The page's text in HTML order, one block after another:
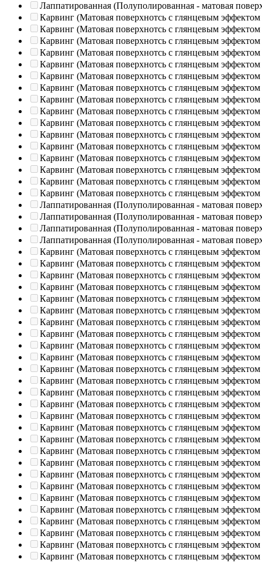
Лаппатированная (Полуполированная - матовая
Карвинг (Матовая поверхнотсь с глянцевым эффектом
Карвинг (Матовая поверхнотсь с глянцевым эффектом
Карвинг (Матовая поверхнотсь с глянцевым эффектом
Карвинг (Матовая поверхнотсь с глянцевым эффектом
Карвинг (Матовая поверхнотсь с глянцевым эффектом
Карвинг (Матовая поверхнотсь с глянцевым эффектом
Карвинг (Матовая поверхнотсь с глянцевым эффектом
Карвинг (Матовая поверхнотсь с глянцевым эффектом
Карвинг (Матовая поверхнотсь с глянцевым эффектом
Карвинг (Матовая поверхнотсь с глянцевым эффектом
Карвинг (Матовая поверхнотсь с глянцевым эффектом
Карвинг (Матовая поверхнотсь с глянцевым эффектом
Карвинг (Матовая поверхнотсь с глянцевым эффектом
Карвинг (Матовая поверхнотсь с глянцевым эффектом
Карвинг (Матовая поверхнотсь с глянцевым эффектом
Карвинг (Матовая поверхнотсь с глянцевым эффектом
Лаппатированная (Полуполированная - матовая
Лаппатированная (Полуполированная - матовая
Лаппатированная (Полуполированная - матовая
Лаппатированная (Полуполированная - матовая
Карвинг (Матовая поверхнотсь с глянцевым эффектом
Карвинг (Матовая поверхнотсь с глянцевым эффектом
Карвинг (Матовая поверхнотсь с глянцевым эффектом
Карвинг (Матовая поверхнотсь с глянцевым эффектом
Карвинг (Матовая поверхнотсь с глянцевым эффектом
Карвинг (Матовая поверхнотсь с глянцевым эффектом
Карвинг (Матовая поверхнотсь с глянцевым эффектом
Карвинг (Матовая поверхнотсь с глянцевым эффектом
Карвинг (Матовая поверхнотсь с глянцевым эффектом
Карвинг (Матовая поверхнотсь с глянцевым эффектом
Карвинг (Матовая поверхнотсь с глянцевым эффектом
Карвинг (Матовая поверхнотсь с глянцевым эффектом
Карвинг (Матовая поверхнотсь с глянцевым эффектом
Карвинг (Матовая поверхнотсь с глянцевым эффектом
Карвинг (Матовая поверхнотсь с глянцевым эффектом
Карвинг (Матовая поверхнотсь с глянцевым эффектом
Карвинг (Матовая поверхнотсь с глянцевым эффектом
Карвинг (Матовая поверхнотсь с глянцевым эффектом
Карвинг (Матовая поверхнотсь с глянцевым эффектом
Карвинг (Матовая поверхнотсь с глянцевым эффектом
Карвинг (Матовая поверхнотсь с глянцевым эффектом
Карвинг (Матовая поверхнотсь с глянцевым эффектом
Карвинг (Матовая поверхнотсь с глянцевым эффектом
Карвинг (Матовая поверхнотсь с глянцевым эффектом
Карвинг (Матовая поверхнотсь с глянцевым эффектом
Карвинг (Матовая поверхнотсь с глянцевым эффектом
Карвинг (Матовая поверхнотсь с глянцевым эффектом